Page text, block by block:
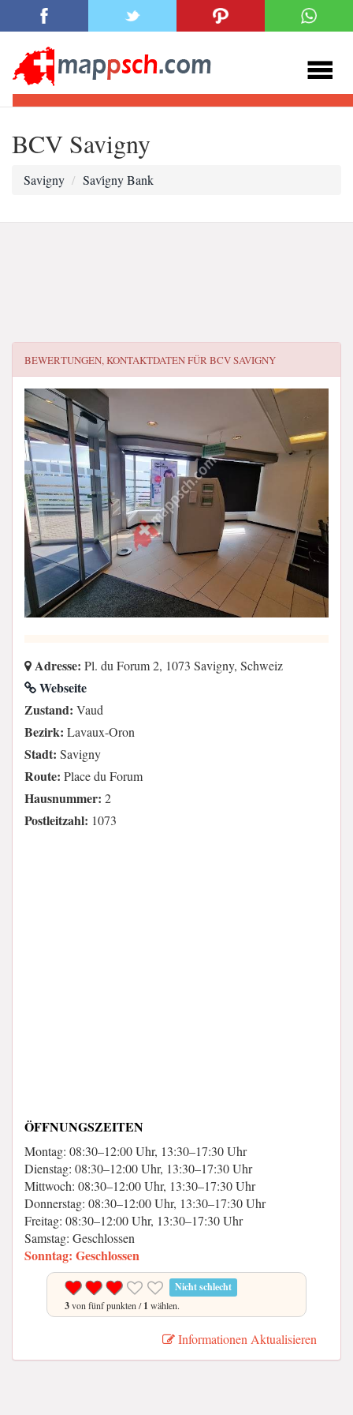
BCV Savigny
Savigny Savi̇gny Bank
BEWERTUNGEN, KONTAKTDATEN FÜRBCV SAVIGNY
Adresse: Pl. du Forum 2, 1073 Savigny, Schweiz
Webseite
Zustand: Vaud
Bezirk: Lavaux-Oron
Stadt: Savigny
Route: Place du Forum
Hausnummer: 2
Postleitzahl: 1073
ÖFFNUNGSZEITEN
Montag: 08:30–12:00 Uhr, 13:30–17:30 Uhr
Dienstag: 08:30–12:00 Uhr, 13:30–17:30 Uhr
Mittwoch: 08:30–12:00 Uhr, 13:30–17:30 Uhr
Donnerstag: 08:30–12:00 Uhr, 13:30–17:30 Uhr
Freitag: 08:30–12:00 Uhr, 13:30–17:30 Uhr
Samstag: Geschlossen
Sonntag: Geschlossen
Nicht schlecht
3von fünf punkten /1 wählen.
Informationen Aktualisieren